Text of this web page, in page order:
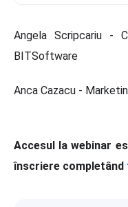
Angela Scripcariu -
BITSoftware
Anca Cazacu -
Accesul la webinar
înscriere completând